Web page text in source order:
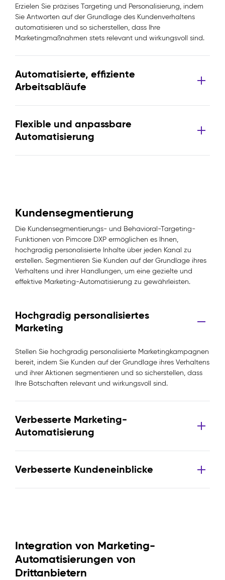
Erzielen Sie präzises Targeting und Personalisierung, indem
Sie Antworten auf der Grundlage des Kundenverhaltens
automatisieren und so sicherstellen, dass Ihre
Marketingmaßnahmen stets relevant und wirkungsvoll sind.
Automatisierte, effiziente
Arbeitsabläufe
Flexible und anpassbare
Automatisierung
Kundensegmentierung
Die Kundensegmentierungs- und Behavioral-Targeting-
Funktionen von Pimcore DXP ermöglichen es Ihnen,
hochgradig personalisierte Inhalte über jeden Kanal zu
erstellen. Segmentieren Sie Kunden auf der Grundlage ihres
Verhaltens und ihrer Handlungen, um eine gezielte und
effektive Marketing-Automatisierung zu gewährleisten.
Hochgradig personalisiertes
Marketing
Stellen Sie hochgradig personalisierte Marketingkampagnen
bereit, indem Sie Kunden auf der Grundlage ihres Verhaltens
und ihrer Aktionen segmentieren und so sicherstellen, dass
Ihre Botschaften relevant und wirkungsvoll sind.
Verbesserte Marketing-
Automatisierung
Verbesserte Kundeneinblicke
Integration von Marketing-
Automatisierungen von
Drittanbietern